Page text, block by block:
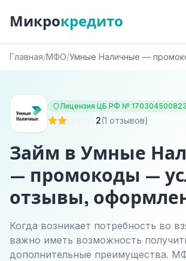
Микрокредито
Главная/МФО/Умные Наличные —
Лицензия ЦБ РФ №
2(1 отзывов)
Займ в Умные
— промокоды —
отзывы,
Когда возникает потребность во
важно иметь возможность
дополнительные преимущества.